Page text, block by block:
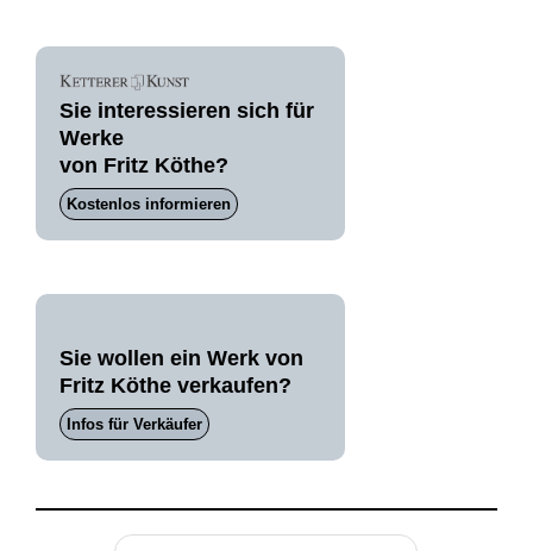
Sie interessieren sich für
Werke
von Fritz Köthe?
Kostenlos informieren
Sie wollen ein Werk von
Fritz Köthe verkaufen?
Infos für Verkäufer